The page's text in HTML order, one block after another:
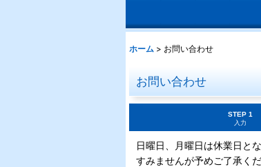
ホーム > お問い合わせ
お問い合わせ
STEP 1
入力
日曜日、月曜日は休業日と
すみませんが予めご了承くだ